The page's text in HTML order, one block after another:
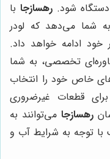
شود. رهسازجابا
به شما می‌دهد که لودر
خود ادامه خواهد داد.
تخصصی، به شما
خاص خود را انتخاب
قطعات غیرضروری
رهسازجامی‌توانند به
با توجه به شرایط آب و